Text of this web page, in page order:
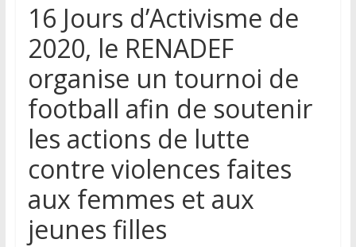
16 Jours d’Activisme de
2020, le RENADEF
organise un tournoi de
football afin de soutenir
les actions de lutte
contre violences faites
aux femmes et aux
jeunes filles